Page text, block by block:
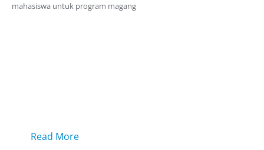
mahasiswa untuk program magang
Read More